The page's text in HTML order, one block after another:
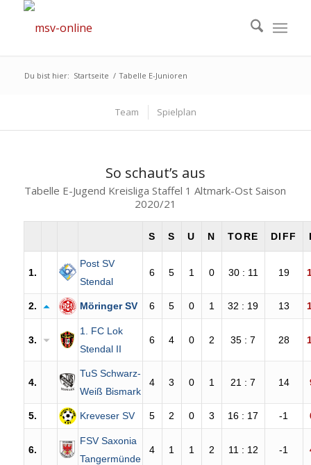
Du bist hier: Startseite / Tabelle E-Junioren
Team Spielplan
So schaut’s aus
Tabelle E-Jugend Kreisliga Staffel 1 Altmark-Ost Saison
2020/21
S S U N TORE DIFF
1.
Post SV
Stendal
6 5 1 0 30 : 11 19
2. Möringer SV 6 5 0 1 32 : 19 13
3.
1. FC Lok
Stendal II
6 4 0 2 35 : 7 28
4.
TuS Schwarz-
Weiß Bismark
4 3 0 1 21 : 7 14
5. Kreveser SV 5 2 0 3 16 : 17 -1
6.
FSV Saxonia
Tangermünde
4 1 1 2 11 : 12 -1